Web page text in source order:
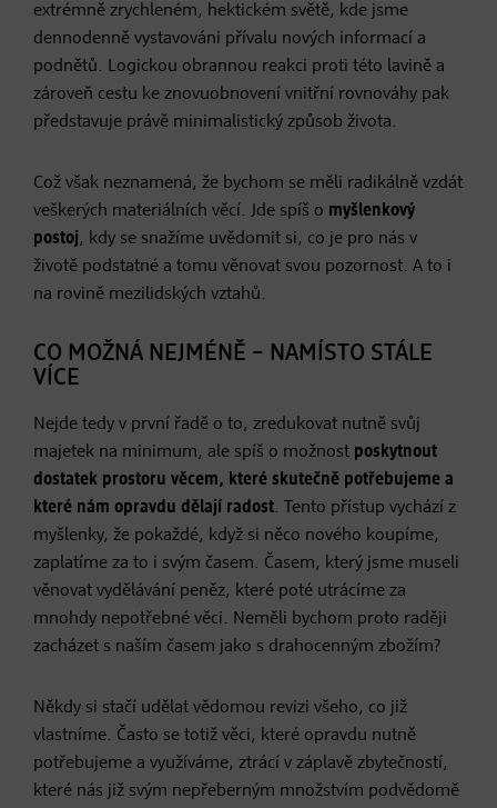
extrémně zrychleném, hektickém světě, kde jsme
dennodenně vystavováni přívalu nových informací a
podnětů. Logickou obrannou reakci proti této lavině a
zároveň cestu ke znovuobnovení vnitřní rovnováhy pak
představuje právě minimalistický způsob života.
Což však neznamená, že bychom se měli radikálně vzdát
veškerých materiálních věcí. Jde spíš o myšlenkový
postoj, kdy se snažíme uvědomit si, co je pro nás v
životě podstatné a tomu věnovat svou pozornost. A to i
na rovině mezilidských vztahů.
CO MOŽNÁ NEJMÉNĚ – NAMÍSTO STÁLE
VÍCE
Nejde tedy v první řadě o to, zredukovat nutně svůj
majetek na minimum, ale spíš o možnost poskytnout
dostatek prostoru věcem, které skutečně potřebujeme a
které nám opravdu dělají radost. Tento přístup vychází z
myšlenky, že pokaždé, když si něco nového koupíme,
zaplatíme za to i svým časem. Časem, který jsme museli
věnovat vydělávání peněz, které poté utrácíme za
mnohdy nepotřebné věci. Neměli bychom proto raději
zacházet s naším časem jako s drahocenným zbožím?
Někdy si stačí udělat vědomou revizi všeho, co již
vlastníme. Často se totiž věci, které opravdu nutně
potřebujeme a využíváme, ztrácí v záplavě zbytečností,
které nás již svým nepřeberným množstvím podvědomě